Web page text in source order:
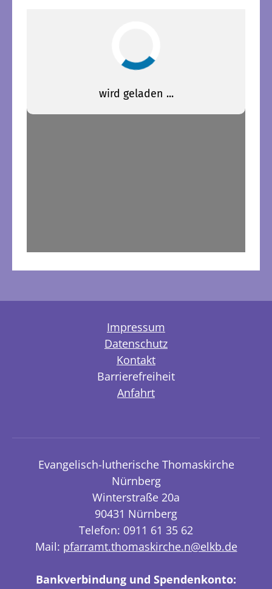
Impressum
Datenschutz
Kontakt
Barrierefreiheit
Anfahrt
Evangelisch-lutherische Thomaskirche
Nürnberg
Winterstraße 20a
90431 Nürnberg
Telefon: 0911 61 35 62
Mail: pfarramt.thomaskirche.n@elkb.de
Bankverbindung und Spendenkonto: